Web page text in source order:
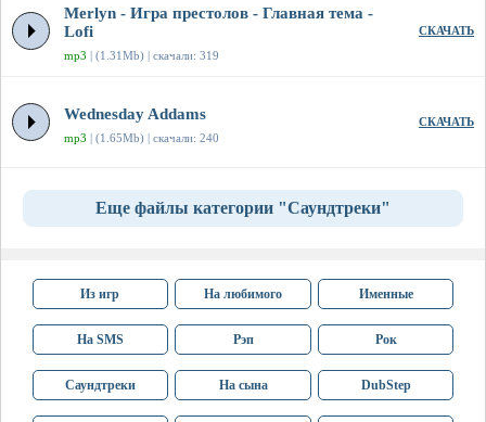
Merlyn - Игра престолов - Главная тема -
Lofi
mp3 | (1.31Mb) | скачали: 319
СКАЧАТЬ
Wednesday Addams
mp3 | (1.65Mb) | скачали: 240
СКАЧАТЬ
Еще файлы категории "Саундтреки"
Из игр На любимого Именные
На SMS Рэп Рок
Саундтреки На сына DubStep